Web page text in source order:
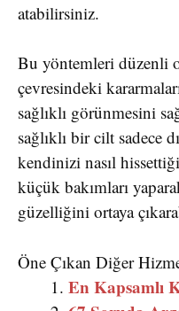
atabilirsiniz.
Bu yöntemleri düzenli
çevresindeki
sağlıklı görünmesini
sağlıklı bir cilt sadece
kendinizi nasıl
küçük bakımları
güzelliğini ortaya
Öne Çıkan Diğer
En Kapsamlı